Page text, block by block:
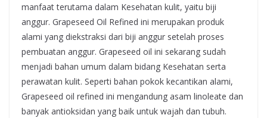
manfaat terutama dalam Kesehatan kulit, yaitu biji
anggur. Grapeseed Oil Refined ini merupakan produk
alami yang diekstraksi dari biji anggur setelah proses
pembuatan anggur. Grapeseed oil ini sekarang sudah
menjadi bahan umum dalam bidang Kesehatan serta
perawatan kulit. Seperti bahan pokok kecantikan alami,
Grapeseed oil refined ini mengandung asam linoleate dan
banyak antioksidan yang baik untuk wajah dan tubuh.